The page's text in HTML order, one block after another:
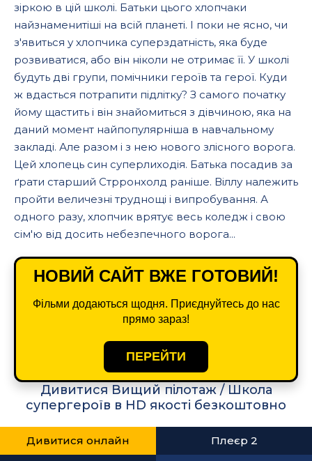
зіркою в цій школі. Батьки цього хлопчаки
найзнаменитіші на всій планеті. І поки не ясно, чи
з'явиться у хлопчика суперздатність, яка буде
розвиватися, або він ніколи не отримає її. У школі
будуть дві групи, помічники героїв та герої. Куди
ж вдасться потрапити підлітку? З самого початку
йому щастить і він знайомиться з дівчиною, яка на
даний момент найпопулярніша в навчальному
закладі. Але разом і з нею нового злісного ворога.
Цей хлопець син суперлиходія. Батька посадив за
ґрати старший Стрронхолд раніше. Віллу належить
пройти величезні труднощі і випробування. А
одного разу, хлопчик врятує весь коледж і свою
сім'ю від досить небезпечного ворога...
НОВИЙ САЙТ ВЖЕ ГОТОВИЙ!
Фільми додаються щодня. Приєднуйтесь до нас
прямо зараз!
ПЕРЕЙТИ
Дивитися Вищий пілотаж / Школа
супергероїв в HD якості безкоштовно
Дивитися онлайн Плеєр 2